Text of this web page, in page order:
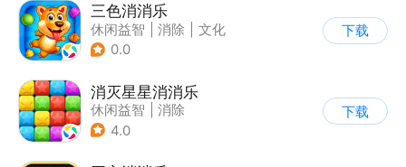
三色消消乐
休闲益智 消除
文化
| 写实
0.0
下载
消灭星星消消乐
休闲益智
消除
4.0
下载